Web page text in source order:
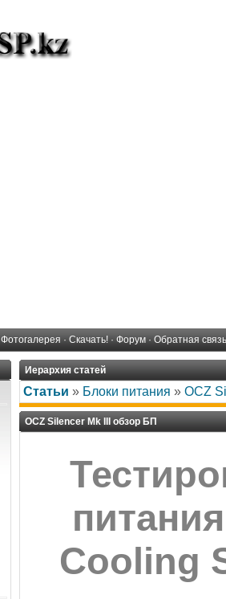
Фотогалерея · Скачать! · Форум · Обратная связь
Иерархия статей
Статьи » Блоки питания » OCZ
OCZ Silencer Mk III обзор БП
Cooling